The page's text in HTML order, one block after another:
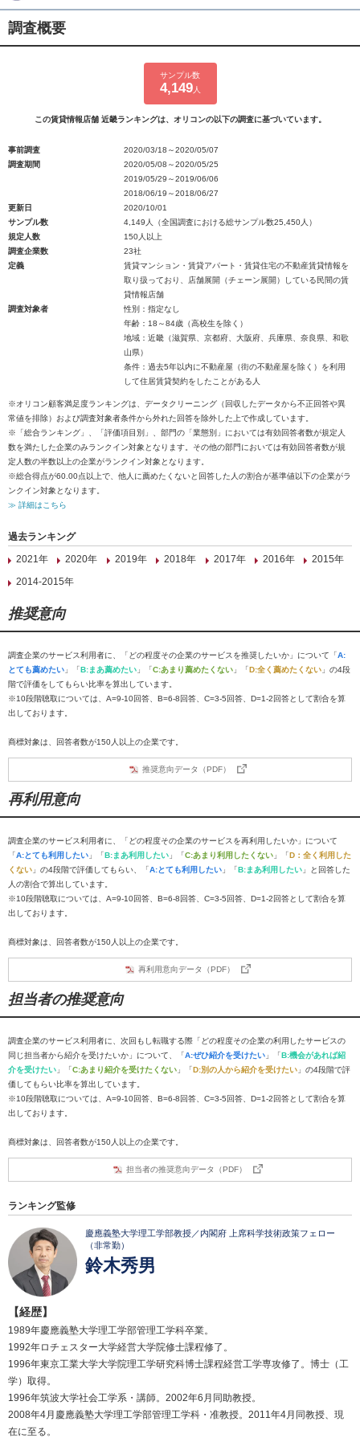
調査概要
サンプル数
4,149人
この賃貸情報店舗 近畿ランキングは、オリコンの以下の調査に基づいています。
事前調査
2020/03/18～2020/05/07
調査期間
2020/05/08～2020/05/25
2019/05/29～2019/06/06
2018/06/19～2018/06/27
更新日
2020/10/01
サンプル数
4,149人（全国調査における総サンプル数25,450人）
規定人数
150人以上
調査企業数
23社
定義
賃貸マンション・賃貸アパート・賃貸住宅の不動産賃貸情報を
取り扱っており、店舗展開（チェーン展開）している民間の賃
貸情報店舗
調査対象者
性別：指定なし
年齢：18～84歳（高校生を除く）
地域：近畿（滋賀県、京都府、大阪府、兵庫県、奈良県、和歌
山県）
条件：過去5年以内に不動産屋（街の不動産屋を除く）を利用
して住居賃貸契約をしたことがある人
※オリコン顧客満足度ランキングは、データクリーニング（回収したデータから不正回答や異
常値を排除）および調査対象者条件から外れた回答を除外した上で作成しています。
※「総合ランキング」、「評価項目別」、部門の「業態別」においては有効回答者数が規定人
数を満たした企業のみランクイン対象となります。その他の部門においては有効回答者数が規
定人数の半数以上の企業がランクイン対象となります。
※総合得点が60.00点以上で、他人に薦めたくないと回答した人の割合が基準値以下の企業がラ
ンクイン対象となります。
≫ 詳細はこちら
過去ランキング
2021年
2020年 2019年 2018年 2017年 2016年
2015年
2014-2015年
推奨意向
調査企業のサービス利用者に、「どの程度その企業のサービスを推奨したいか」について「A:
とても薦めたい 」「B:まあ薦めたい 」「C:あまり薦めたくない 」「D:全く薦めたくない 」の4段
階で評価をしてもらい比率を算出しています。
※10段階聴取については、A=9-10回答、B=6-8回答、C=3-5回答、D=1-2回答として割合を算
出しております。
商標対象は、回答者数が150人以上の企業です。
推奨意向データ（PDF）
再利用意向
調査企業のサービス利用者に、「どの程度その企業のサービスを再利用したいか」について
「A:とても利用したい 」「B:まあ利用したい 」「C:あまり利用したくない 」「D：全く利用した
くない 」の4段階で評価してもらい、「A:とても利用したい 」「B:まあ利用したい 」と回答した
人の割合で算出しています。
※10段階聴取については、A=9-10回答、B=6-8回答、C=3-5回答、D=1-2回答として割合を算
出しております。
商標対象は、回答者数が150人以上の企業です。
再利用意向データ（PDF）
担当者の推奨意向
調査企業のサービス利用者に、次回もし転職する際「どの程度その企業の利用したサービスの
同じ担当者から紹介を受けたいか」について、「A:ぜひ紹介を受けたい 」「B:機会があれば紹
介を受けたい 」「C:あまり紹介を受けたくない 」「D:別の人から紹介を受けたい 」の4段階で評
価してもらい比率を算出しています。
※10段階聴取については、A=9-10回答、B=6-8回答、C=3-5回答、D=1-2回答として割合を算
出しております。
商標対象は、回答者数が150人以上の企業です。
担当者の推奨意向データ（PDF）
ランキング監修
慶應義塾大学理工学部教授／内閣府 上席科学技術政策フェロー
（非常勤）
鈴木秀男
【経歴】
1989年慶應義塾大学理工学部管理工学科卒業。
1992年ロチェスター大学経営大学院修士課程修了。
1996年東京工業大学大学院理工学研究科博士課程経営工学専攻修了。博士（工
学）取得。
1996年筑波大学社会工学系・講師。2002年6月同助教授。
2008年4月慶應義塾大学理工学部管理工学科・准教授。2011年4月同教授、現
在に至る。